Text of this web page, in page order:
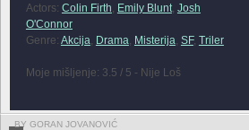
Actors: Colin Firth Emily Blunt, Josh
O'Connor
Genre: Akcija Drama Misterija SF, Triler
Moje mišljenje: 3.5 / 5 - Nije Loš
BY GORAN JOVANOVIĆ